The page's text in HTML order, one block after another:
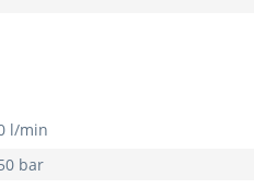
l/min
bar